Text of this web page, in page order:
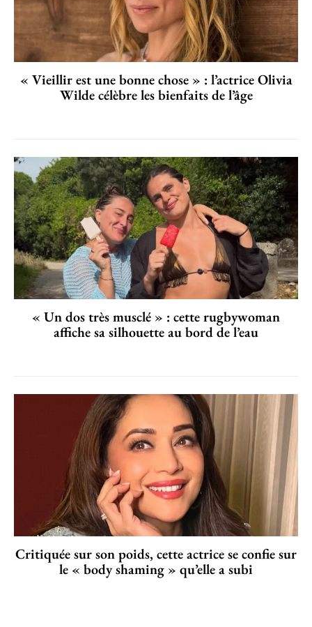
« Vieillir est une bonne chose » : l’actrice Olivia
Wilde célèbre les bienfaits de l’âge
« Un dos très musclé » : cette rugbywoman
affiche sa silhouette au bord de l’eau
Critiquée sur son poids, cette actrice se confie sur
le « body shaming » qu’elle a subi